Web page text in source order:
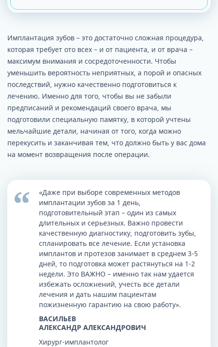
Имплантация зубов – это достаточно сложная процедура,
которая требует ото всех – и от пациента, и от врача –
максимум внимания и сосредоточенности. Чтобы
уменьшить вероятность неприятных, а порой и опасных
последствий, нужно качественно подготовиться к
лечению. Именно для того, чтобы вы не забыли
предписаний и рекомендаций своего врача, мы
подготовили специальную памятку, в которой учтены
мельчайшие детали, начиная от того, когда можно
перекусить и заканчивая тем, что должно быть у вас дома
на момент возвращения после операции.
«Даже при выборе современных методов
имплантации зубов за 1 день,
подготовительный этап – один из самых
длительных и серьезных. Важно провести
качественную диагностику, подготовить зубы,
спланировать все лечение. Если установка
имплантов и протезов занимает в среднем 3-5
дней, то подготовка может растянуться на 1-2
недели. Это ВАЖНО – именно так нам удается
избежать осложнений, учесть все детали
лечения и дать нашим пациентам
пожизненную гарантию на свою работу».
ВАСИЛЬЕВ
АЛЕКСАНДР АЛЕКСАНДРОВИЧ
Хирург-имплантолог